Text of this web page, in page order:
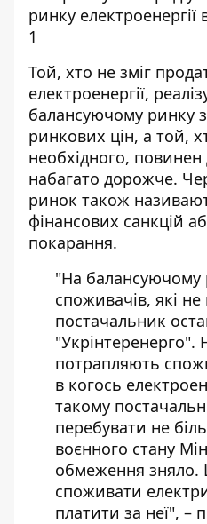
Той, хто не зміг
електроенергії,
балансуючому ринку
ринкових цін, а той,
необхідного, повинен
набагато дорожче.
ринок також
фінансових санкцій
покарання.
"На балансуючому
споживачів, які
постачальник
потрапляють
в когось
такому
перебувати не
воєнного стану
обмеження зняло.
споживати
платити за неї", –